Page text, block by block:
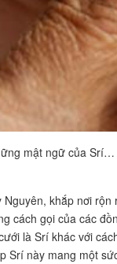
mật ngữ của Srí…
Nguyên, khắp nơi
cách gọi của các
là Srí khác với
Srí này mang một